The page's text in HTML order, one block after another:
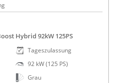
Hybrid 92kW 125PS
Tageszulassung
92 kW (125 PS)
Grau